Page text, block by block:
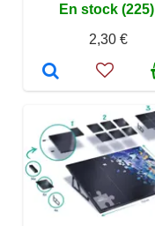
En stock (225)
2,30 €